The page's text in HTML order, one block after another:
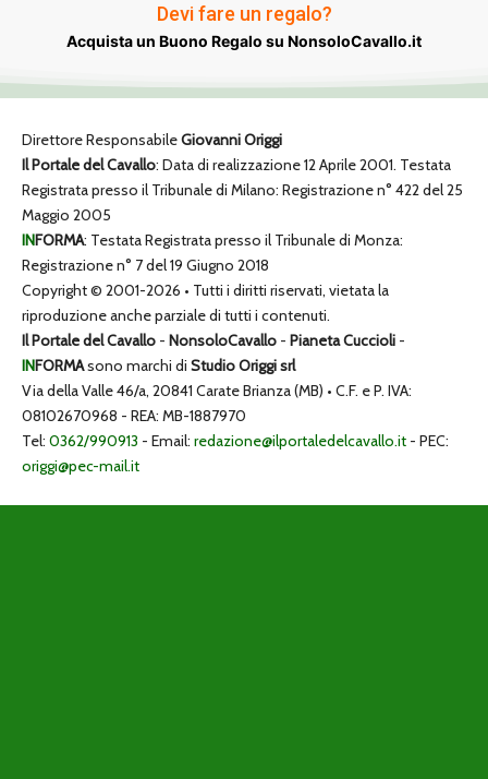
Devi fare un regalo?
Acquista un Buono Regalo su NonsoloCavallo.it
Direttore ResponsabileGiovanni Origgi
Il Portale del Cavallo: Data di realizzazione 12 Aprile 2001. Testata
Registrata presso il Tribunale di Milano: Registrazione n° 422 del 25
Maggio 2005
INFORMA: Testata Registrata presso il Tribunale di Monza:
Registrazione n° 7 del 19 Giugno 2018
Copyright © 2001-2026 • Tutti i diritti riservati, vietata la
riproduzione anche parziale di tutti i contenuti.
Il Portale del Cavallo - NonsoloCavallo - Pianeta Cuccioli -
INFORMAsono marchi di Studio Origgi srl
Via della Valle 46/a, 20841 Carate Brianza (MB) • C.F. e P. IVA:
08102670968 - REA: MB-1887970
Tel: 0362/990913 - Email: redazione@ilportaledelcavallo.it - PEC:
origgi@pec-mail.it